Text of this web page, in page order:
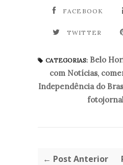
FACEBOOK
TWITTER
CATEGORIAS: Belo
com Notícias,
Independência do
← Post Anterior